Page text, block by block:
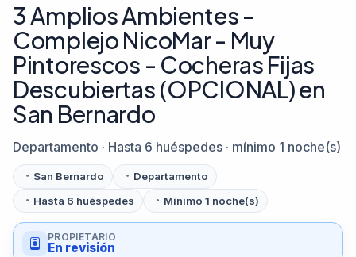
3 Amplios Ambientes -
Complejo NicoMar - Muy
Pintorescos - Cocheras Fijas
Descubiertas (OPCIONAL) en
San Bernardo
Departamento · Hasta 6 huéspedes · mínimo 1 noche(s)
San Bernardo
Departamento
Hasta 6 huéspedes
Mínimo 1 noche(s)
PROPIETARIO
En revisión